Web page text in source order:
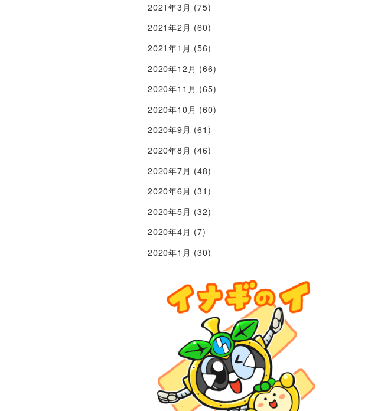
2021年3月 (75)
2021年2月 (60)
2021年1月 (56)
2020年12月 (66)
2020年11月 (65)
2020年10月 (60)
2020年9月 (61)
2020年8月 (46)
2020年7月 (48)
2020年6月 (31)
2020年5月 (32)
2020年4月 (7)
2020年1月 (30)